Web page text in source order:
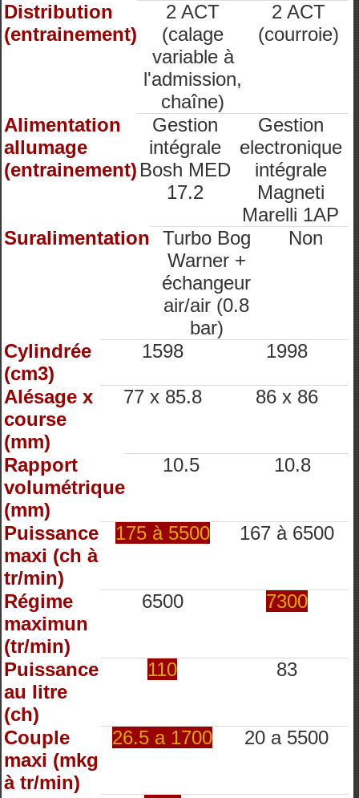
Distribution
(entrainement)
2 ACT
(calage
variable à
l'admission,
chaîne)
2 ACT
(courroie)
Alimentation
allumage
(entrainement)
Gestion
intégrale
Bosh MED
17.2
Gestion
electronique
intégrale
Magneti
Marelli 1AP
Suralimentation
Turbo Bog
Warner +
échangeur
air/air (0.8
bar)
Non
Cylindrée
(cm3)
1598 1998
Alésage x
course
(mm)
77 x 85.8 86 x 86
Rapport
volumétrique
(mm)
10.5 10.8
Puissance
maxi (ch à
tr/min)
175 à 5500 167 à 6500
Régime
maximun
(tr/min)
6500 7300
Puissance
au litre
(ch)
110 83
Couple
maxi (mkg
à tr/min)
26.5 a 1700 20 a 5500